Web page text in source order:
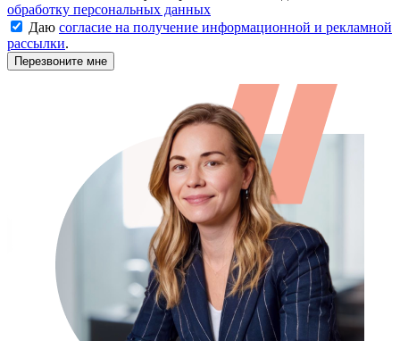
обработку персональных данных
Даю согласие на получение информационной и рекламной
рассылки.